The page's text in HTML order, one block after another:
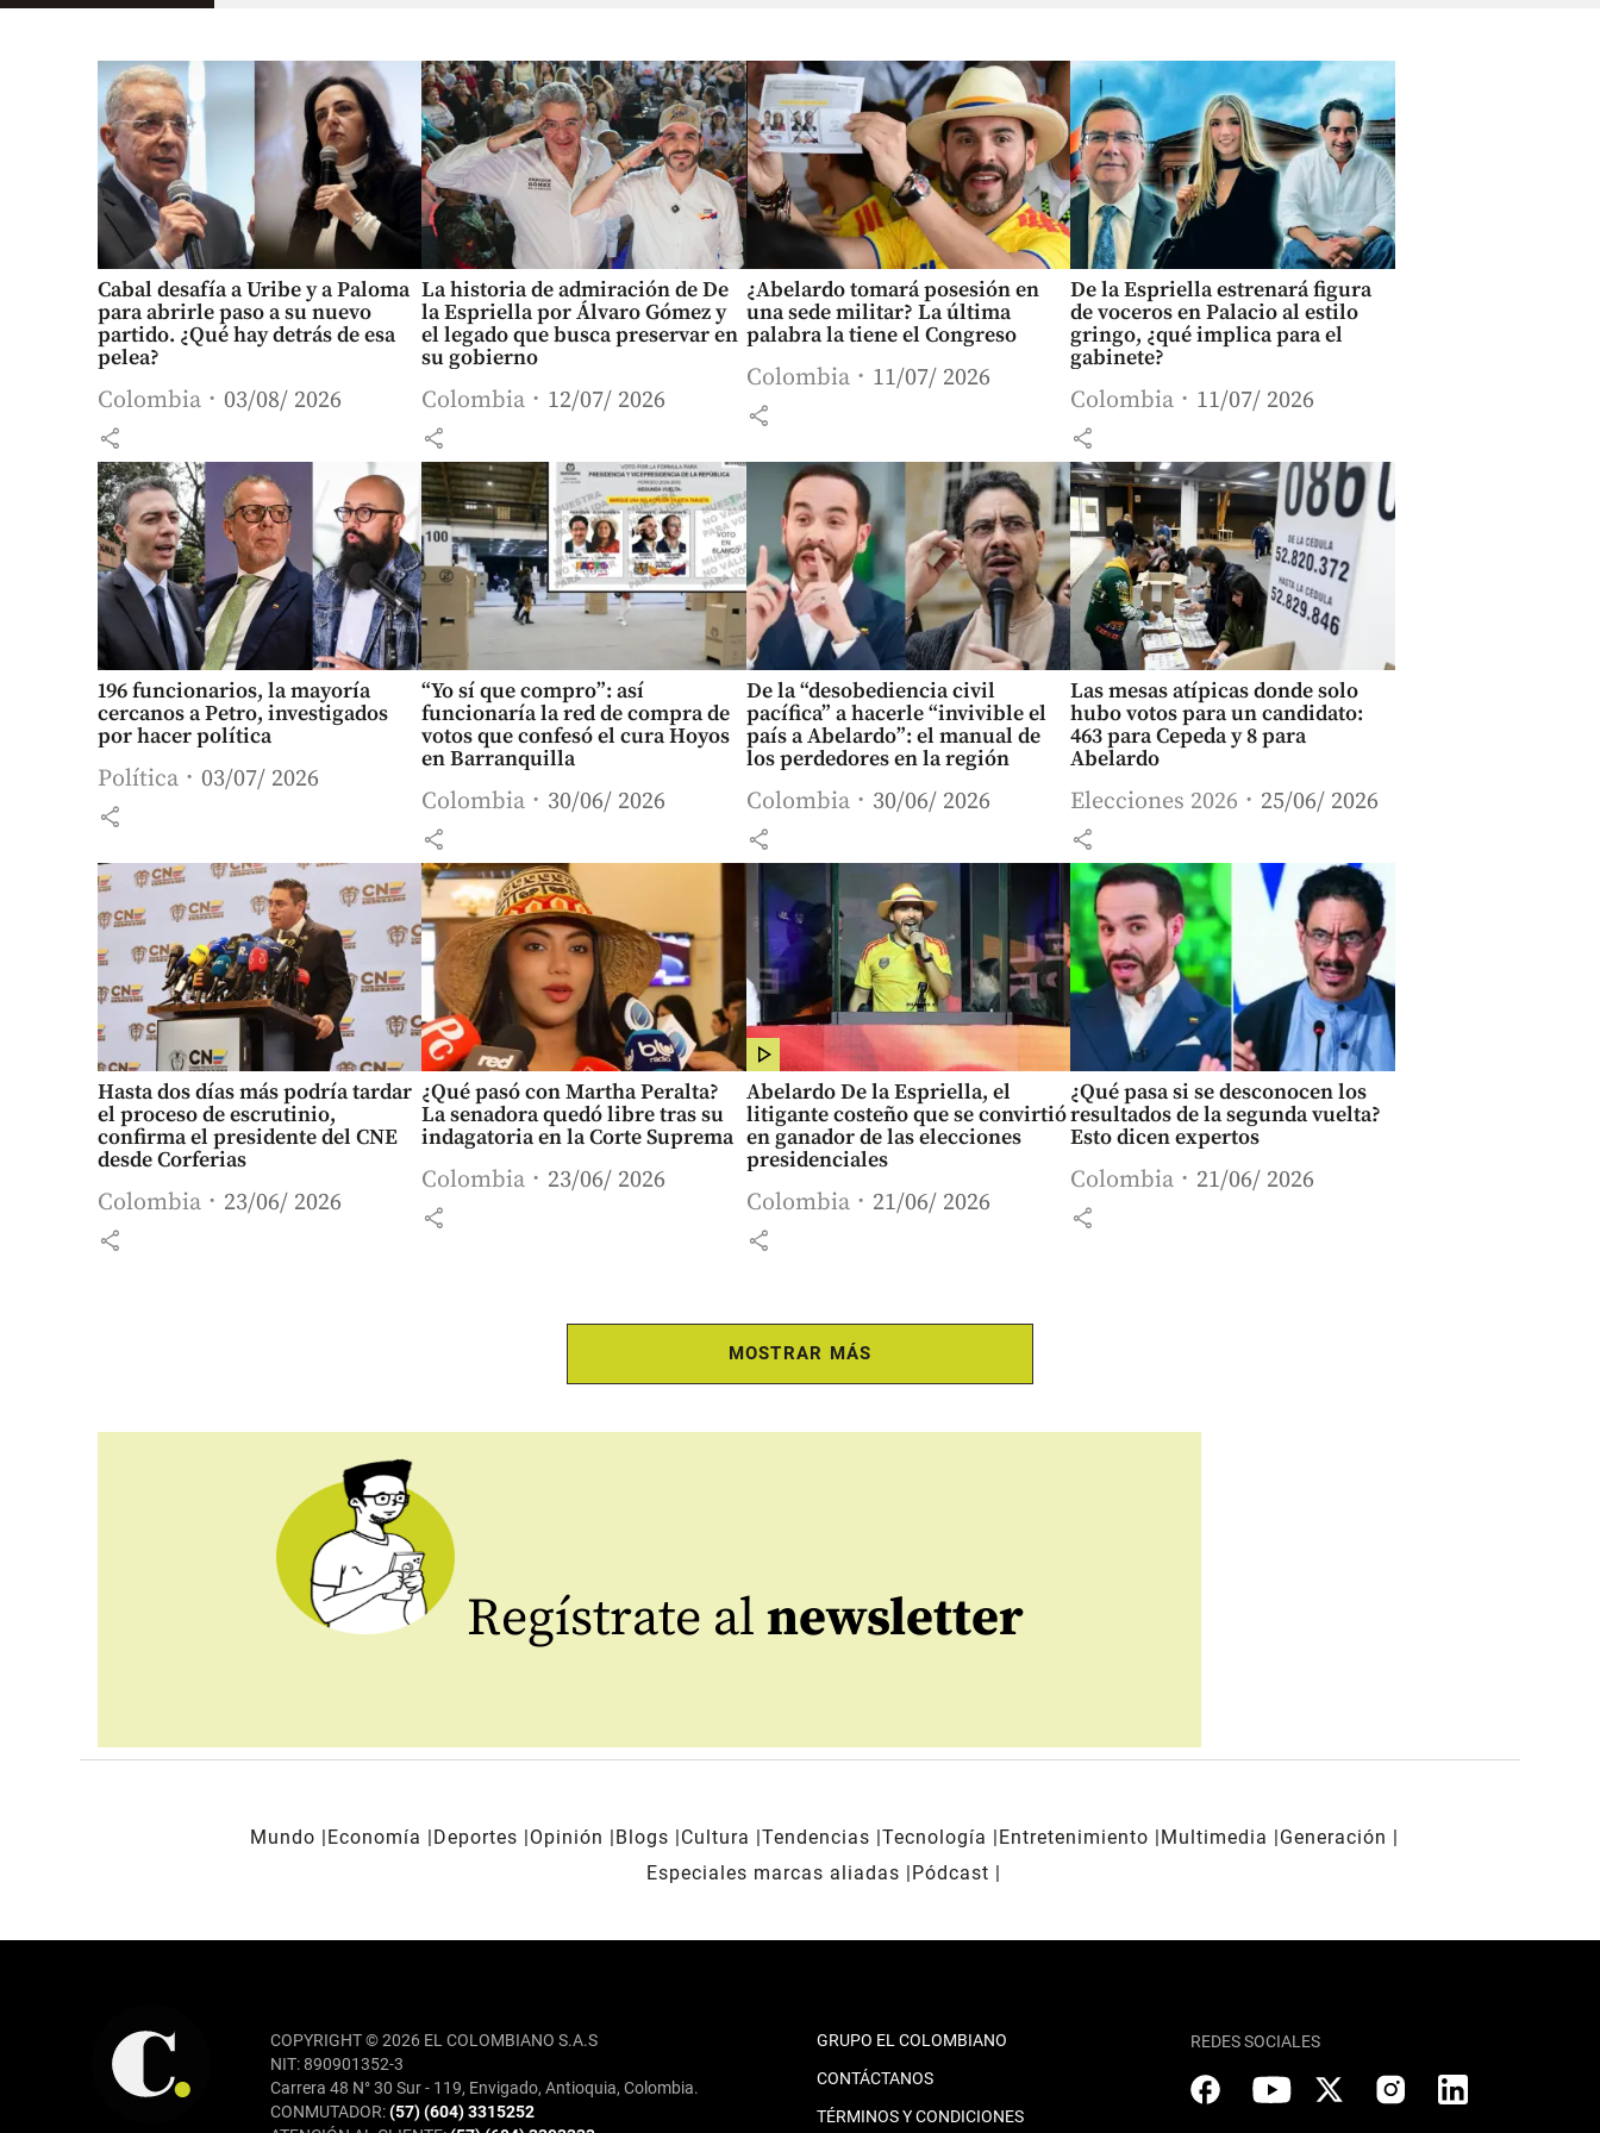
Cabal desafía a Uribe y a Paloma
para abrirle paso a su nuevo
partido. ¿Qué hay detrás de esa
pelea?
Colombia 03/08/ 2026
share
La historia de admiración de De
la Espriella por Álvaro Gómez y
el legado que busca preservar en
su gobierno
Colombia 12/07/ 2026
share
¿Abelardo tomará posesión en
una sede militar? La última
palabra la tiene el Congreso
Colombia 11/07/ 2026
share
De la Espriella estrenará figura
de voceros en Palacio al estilo
gringo, ¿qué implica para el
gabinete?
Colombia 11/07/ 2026
share
196 funcionarios, la mayoría
cercanos a Petro, investigados
por hacer política
Política 03/07/ 2026
share
“Yo sí que compro”: así
funcionaría la red de compra de
votos que confesó el cura Hoyos
en Barranquilla
Colombia 30/06/ 2026
share
De la “desobediencia civil
pacífica” a hacerle “invivible el
país a Abelardo”: el manual de
los perdedores en la región
Colombia 30/06/ 2026
share
Las mesas atípicas donde solo
hubo votos para un candidato:
463 para Cepeda y 8 para
Abelardo
Elecciones 2026 25/06/ 2026
share
Hasta dos días más podría tardar
el proceso de escrutinio,
confirma el presidente del CNE
desde Corferias
Colombia 23/06/ 2026
share
¿Qué pasó con Martha Peralta?
La senadora quedó libre tras su
indagatoria en la Corte Suprema
Colombia 23/06/ 2026
share
Abelardo De la Espriella, el
litigante costeño que se convirtió
en ganador de las elecciones
presidenciales
Colombia 21/06/ 2026
share
¿Qué pasa si se desconocen los
resultados de la segunda vuelta?
Esto dicen expertos
Colombia 21/06/ 2026
share
MOSTRAR MÁS
Regístrate al newsletter
Mundo Economía Deportes Opinión Blogs Cultura Tendencias Tecnología Entretenimiento Multimedia
Generación
Especiales marcas aliadas
Pódcast
COPYRIGHT © 2026 EL COLOMBIANO S.A.S
NIT: 890901352-3
Carrera 48 N° 30 Sur - 119, Envigado, Antioquia, Colombia.
CONMUTADOR:(57) (604) 3315252
GRUPO EL COLOMBIANO
CONTÁCTANOS
TÉRMINOS Y CONDICIONES
REDES SOCIALES